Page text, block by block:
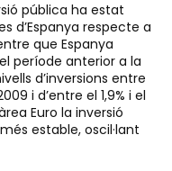
pública ha estat
d’Espanya respecte a
que Espanya
període anterior a la
d’inversions entre
i d’entre el 1,9% i el
Euro la inversió
estable, oscil·lant